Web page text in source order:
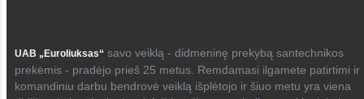
UAB „Euroliuksas“ savo veiklą - didmeninę prekybą santechnikos
prekėmis - pradėjo prieš 25 metus. Remdamasi ilgamete patirtimi ir
komandiniu darbu bendrovė veiklą išplėtojo ir šiuo metu yra viena